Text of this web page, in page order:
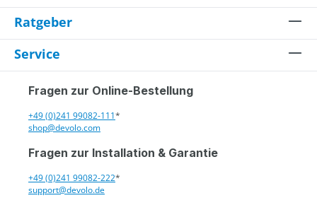
Ratgeber
Service
Fragen zur Online-Bestellung
+49 (0)241 99082-111*
shop@devolo.com
Fragen zur Installation & Garantie
+49 (0)241 99082-222*
support@devolo.de